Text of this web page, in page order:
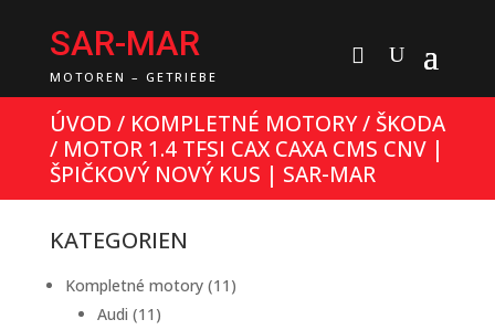
SAR-MAR
MOTOREN – GETRIEBE
ÚVOD / KOMPLETNÉ MOTORY/ ŠKODA
/ MOTOR 1.4 TFSI CAX CAXA CMS CNV |
ŠPIČKOVÝ NOVÝ KUS | SAR-MAR
KATEGORIEN
Kompletné motory 11 11
Audi 11 11